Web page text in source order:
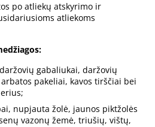
po atliekų atskyrimo ir
atliekoms
gabaliukai, daržovių
pakeliai, kavos tirščiai bei
nupjauta žolė, jaunos piktžolės
vazonų žemė, triušių, vištų,